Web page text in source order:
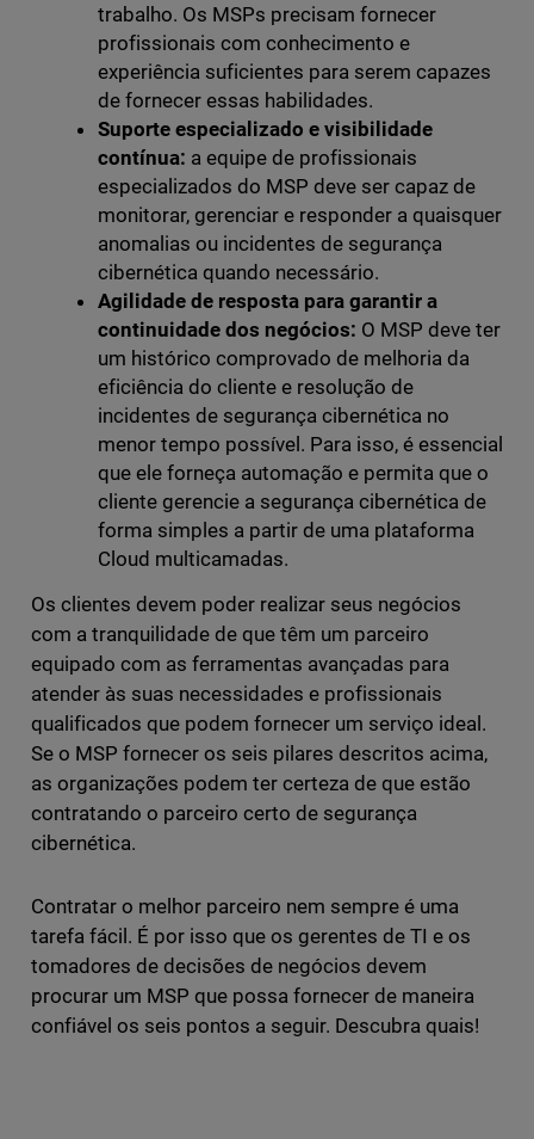
trabalho. Os MSPs precisam fornecer
profissionais com conhecimento e
experiência suficientes para serem capazes
de fornecer essas habilidades.
Suporte especializado e visibilidade
contínua: a equipe de profissionais
especializados do MSP deve ser capaz de
monitorar, gerenciar e responder a quaisquer
anomalias ou incidentes de segurança
cibernética quando necessário.
Agilidade de resposta para garantir a
continuidade dos negócios: O MSP deve ter
um histórico comprovado de melhoria da
eficiência do cliente e resolução de
incidentes de segurança cibernética no
menor tempo possível. Para isso, é essencial
que ele forneça automação e permita que o
cliente gerencie a segurança cibernética de
forma simples a partir de uma plataforma
Cloud multicamadas.
Os clientes devem poder realizar seus negócios
com a tranquilidade de que têm um parceiro
equipado com as ferramentas avançadas para
atender às suas necessidades e profissionais
qualificados que podem fornecer um serviço ideal.
Se o MSP fornecer os seis pilares descritos acima,
as organizações podem ter certeza de que estão
contratando o parceiro certo de segurança
cibernética.
Contratar o melhor parceiro nem sempre é uma
tarefa fácil. É por isso que os gerentes de TI e os
tomadores de decisões de negócios devem
procurar um MSP que possa fornecer de maneira
confiável os seis pontos a seguir. Descubra quais!